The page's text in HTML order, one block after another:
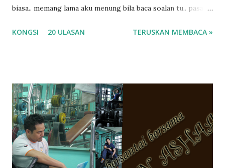
biasa.. memang lama aku menung bila baca soalan tu.. pasal
ko.. masa tu aku baru je ada anak sorang dan aku hentam je
tanya sapa-sapa pun masa tu.. bila fikir-fikirkan balik terasa
jugak masa alahai teruknya kami sebagai ibubapa.. dan kami
terasa jugak semakin teruk bila abg long dah masuk 2 tahun
kat salah satu tadika swasta ni.. tapi nampaknya kenal huruf
pun tak tau.. pengsan aku bila ingat balik.. aku mula fikir
mungkin sebab abg long sendiri jenis budak yang ada
KONGSI 20 ULASAN TERUSKAN MEMBACA »